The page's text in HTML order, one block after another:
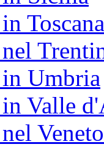
Toscana
Umbria
Valle
Veneto